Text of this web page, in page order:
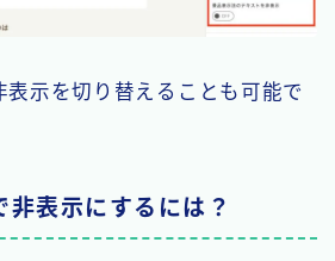
示を切り替えることも可能で
非表示にするには？